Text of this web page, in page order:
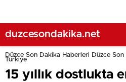
duzcesondakika.net
Düzce Son Dakika Haberleri Düzce
Türkiye
15 yıllık dostlukta